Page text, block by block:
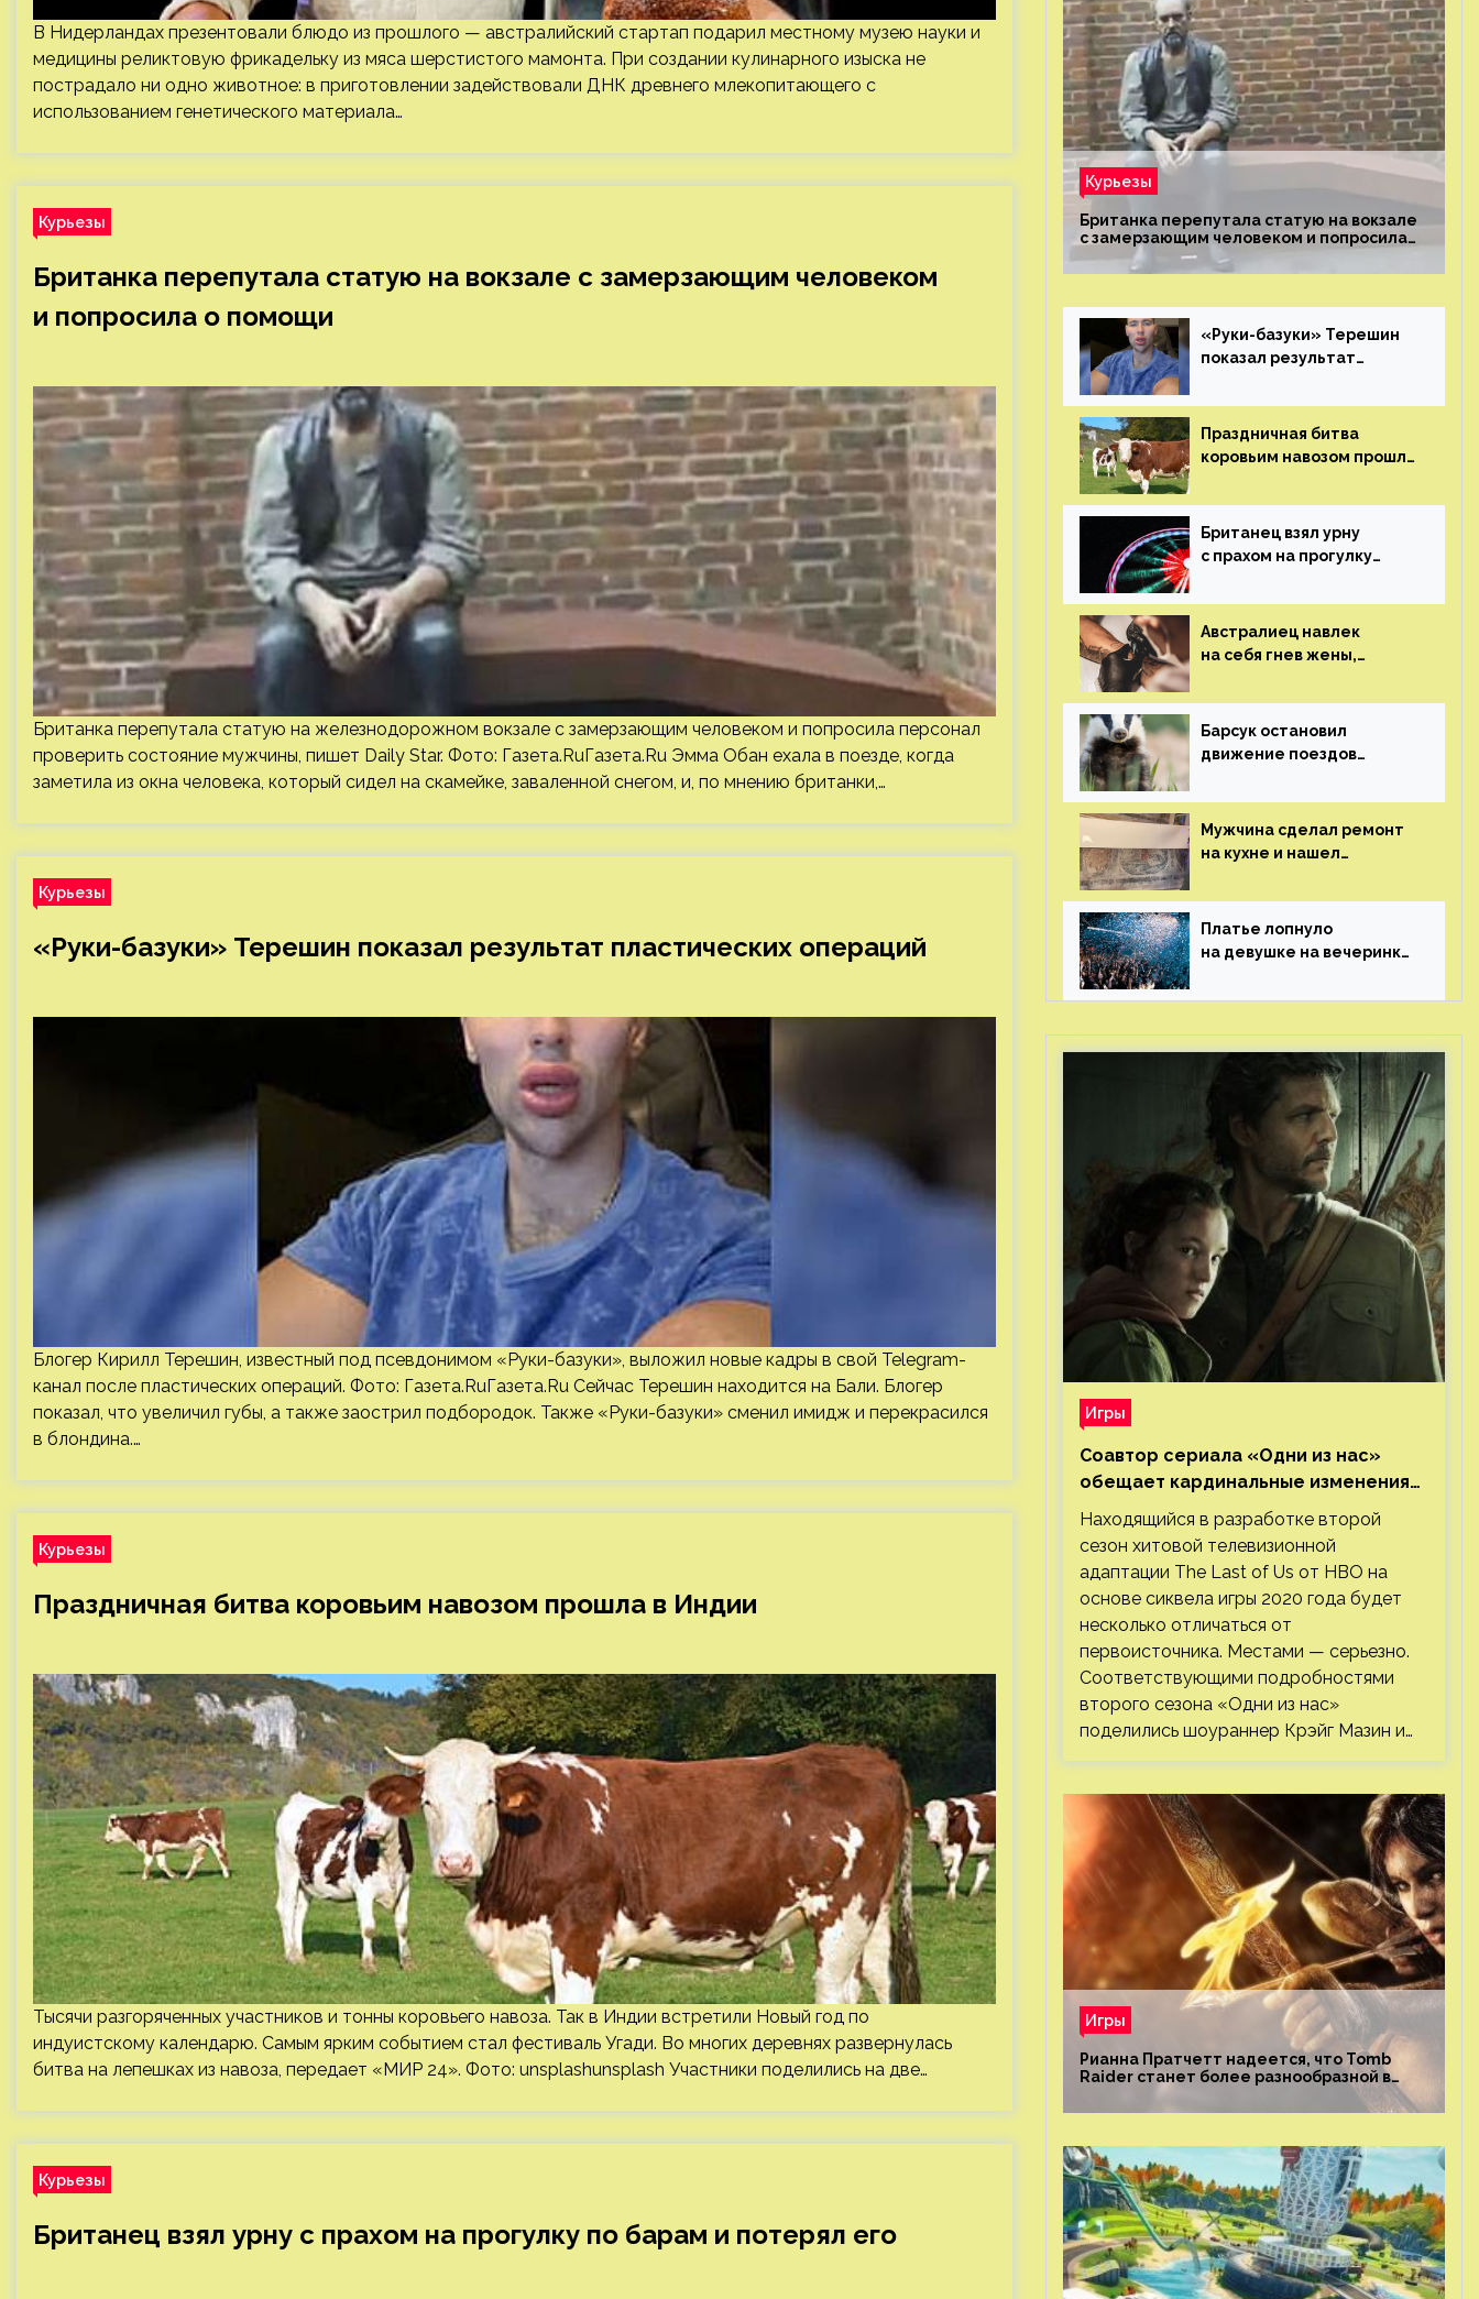
В Нидерландах презентовали блюдо из прошлого — австралийский стартап подарил местному музею науки и
медицины реликтовую фрикадельку из мяса шерстистого мамонта. При создании кулинарного изыска не
пострадало ни одно животное: в приготовлении задействовали ДНК древнего млекопитающего с
использованием генетического материала…
Курьезы
Британка перепутала статую на вокзале с замерзающим человеком
и попросила о помощи
Британка перепутала статую на железнодорожном вокзале с замерзающим человеком и попросила персонал
проверить состояние мужчины, пишет Daily Star. Фото: Газета.RuГазета.Ru Эмма Обан ехала в поезде, когда
заметила из окна человека, который сидел на скамейке, заваленной снегом, и, по мнению британки,…
Курьезы
«Руки-базуки» Терешин показал результат пластических операций
Блогер Кирилл Терешин, известный под псевдонимом «Руки-базуки», выложил новые кадры в свой Telegram-
канал после пластических операций. Фото: Газета.RuГазета.Ru Сейчас Терешин находится на Бали. Блогер
показал, что увеличил губы, а также заострил подбородок. Также «Руки-базуки» сменил имидж и перекрасился
в блондина.…
Курьезы
Праздничная битва коровьим навозом прошла в Индии
Тысячи разгоряченных участников и тонны коровьего навоза. Так в Индии встретили Новый год по
индуистскому календарю. Самым ярким событием стал фестиваль Угади. Во многих деревнях развернулась
битва на лепешках из навоза, передает «МИР 24». Фото: unsplashunsplash Участники поделились на две…
Курьезы
Британец взял урну с прахом на прогулку по барам и потерял его
Курьезы
Британка перепутала статую на вокзале
с замерзающим человеком и попросила
о помощи
«Руки-базуки» Терешин
показал результат
Праздничная битва
коровьим навозом прошла
Британец взял урну
с прахом на прогулку
Австралиец навлек
на себя гнев жены,
с ее неудачной
фотографией
Барсук остановил
движение поездов
Мужчина сделал ремонт
на кухне и нашел
возрастом 400 лет
Платье лопнуло
на девушке на вечеринке
Игры
Соавтор сериала «Одни из нас»
обещает кардинальные изменения
во втором сезоне
Находящийся в разработке второй
сезон хитовой телевизионной
адаптации The Last of Us от HBO на
основе сиквела игры 2020 года будет
несколько отличаться от
первоисточника. Местами — серьезно.
Соответствующими подробностями
второго сезона «Одни из нас»
поделились шоураннер Крэйг Мазин и…
Игры
Рианна Пратчетт надеется, что Tomb
Raider станет более разнообразной в
плане репрезентации